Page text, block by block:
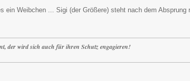
ein Weibchen ... Sigi (der Größere) steht nach dem Absprung
der wird sich auch für ihren Schutz engagieren!